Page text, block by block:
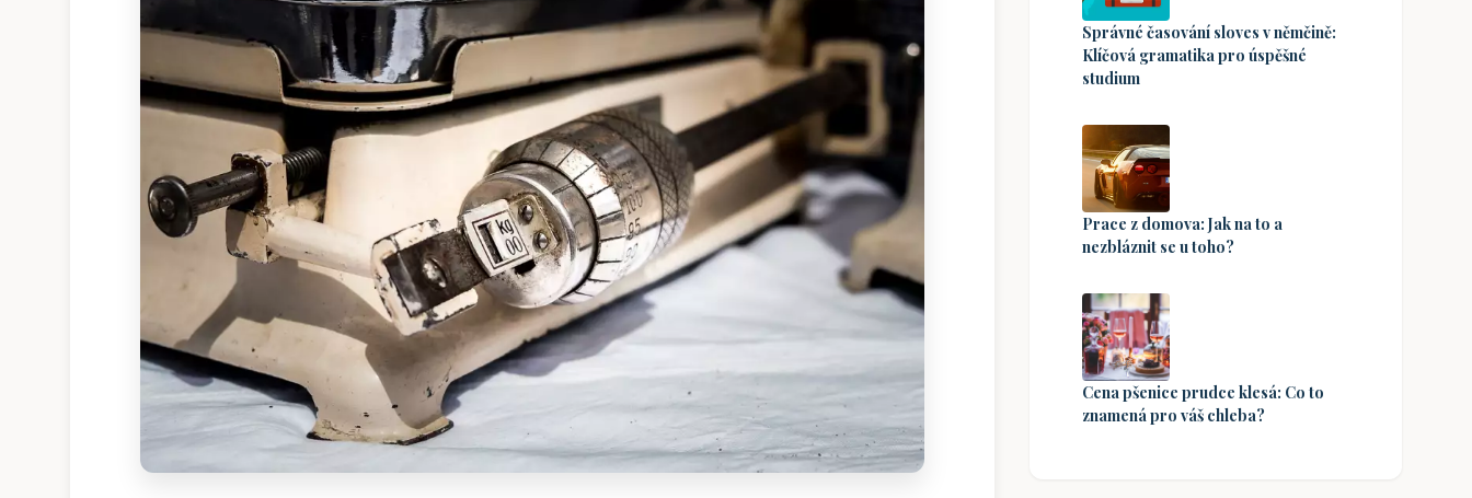
Správné časování sloves v němčině:
Klíčová gramatika pro úspěšné
studium
Prace z domova: Jak na to a
nezbláznit se u toho?
Cena pšenice prudce klesá: Co to
znamená pro váš chleba?